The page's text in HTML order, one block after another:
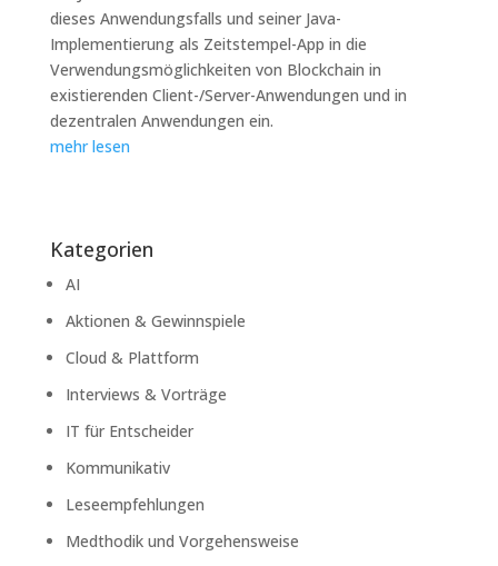
dieses Anwendungsfalls und seiner Java-
Implementierung als Zeitstempel-App in die
Verwendungsmöglichkeiten von Blockchain in
existierenden Client-/Server-Anwendungen und in
dezentralen Anwendungen ein.
mehr lesen
Kategorien
AI
Aktionen & Gewinnspiele
Cloud & Plattform
Interviews & Vorträge
IT für Entscheider
Kommunikativ
Leseempfehlungen
Medthodik und Vorgehensweise